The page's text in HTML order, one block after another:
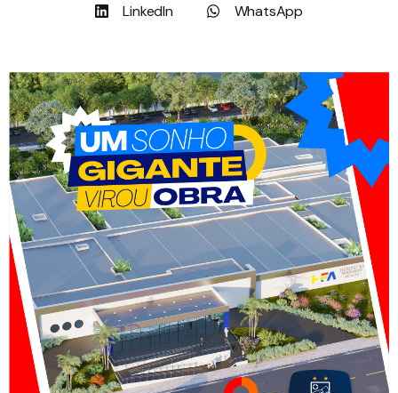
LinkedIn
WhatsApp